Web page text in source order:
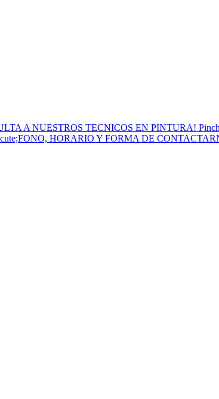
A NUESTROS TECNICOS EN PINTURA!
HORARIO Y FORMA DE